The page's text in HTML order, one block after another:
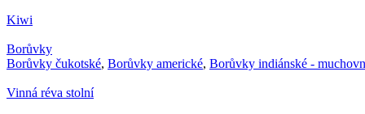
Kiwi
Borůvky
Borůvky čukotské, Borůvky americké, Borůvky indiánské -
Vinná réva stolní